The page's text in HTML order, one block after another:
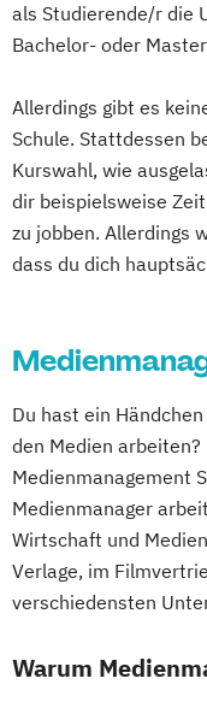
als Studierende/r die
Bachelor- oder
Allerdings gibt es
Schule. Stattdessen
Kurswahl, wie
dir beispielsweise
zu jobben. Allerdings
dass du dich
Du hast ein
den Medien arbeiten?
Medienmanagement
Medienmanager
Wirtschaft und
Verlage, im
verschiedensten
Warum